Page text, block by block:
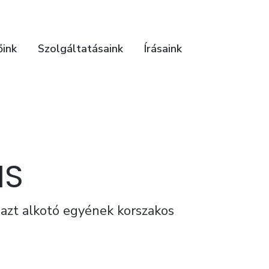
Szolgáltatásaink Írásaink
alkotó egyének korszakos